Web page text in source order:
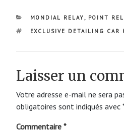
CATÉGORIES
MONDIAL RELAY , POINT
ÉTIQUETTES
EXCLUSIVE DETAILING CAR
Laisser un
Votre adresse e-mail ne sera
obligatoires sont indiqués avec
Commentaire *